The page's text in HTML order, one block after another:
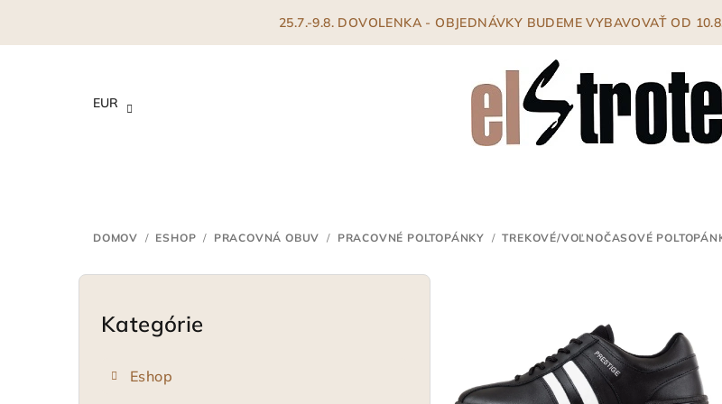
25.7.-9.8. DOVOLENKA - OBJEDNÁVKY BUDEME VYBAVOVAŤ OD
EUR
DOMOV / ESHOP / PRACOVNÁ OBUV / PRACOVNÉ POLTOPÁNKY / TREKOVÉ/VOĽNOČASOVÉ
B
Preskočiť
kategórie
Kategórie
Eshop